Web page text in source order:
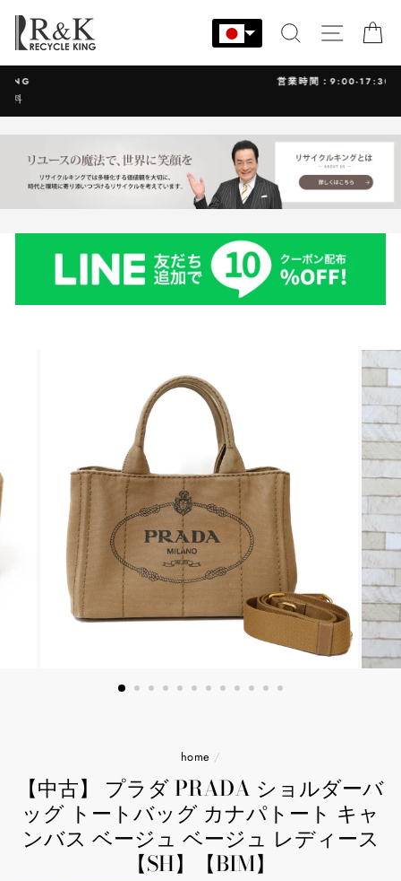
ン
す
検索 サイト
営業時間：9:00-17:30 年中無休
home /
【中古】 プラダ PRADA ショルダーバ
ッグ トートバッグ カナパトート キャ
ンバス ベージュ ベージュ レディース
【SH】【BIM】